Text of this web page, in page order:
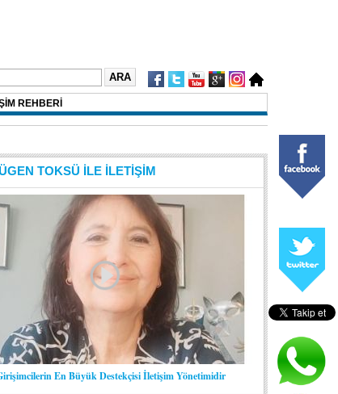
REHBERİ
TOKSÜ İLE İLETİŞİM
En Büyük Destekçisi İletişim Yönetimidir